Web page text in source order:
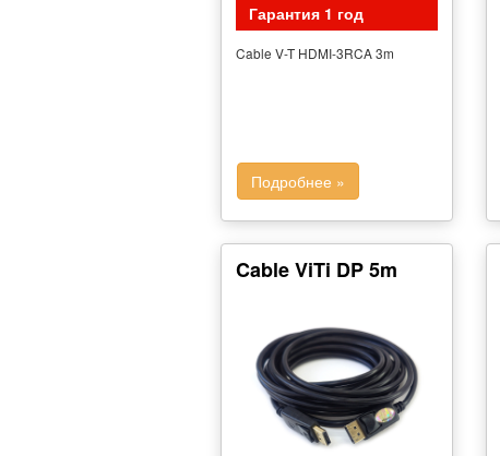
Гарантия 1 год
Cable V-T HDMI-3RCA 3m
Подробнее »
Cable ViTi DP 5m